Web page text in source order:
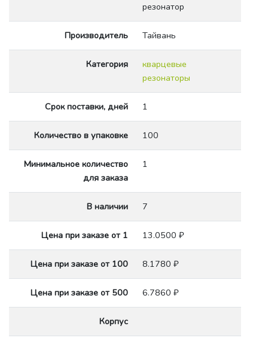
резонатор
Производитель Тайвань
Категория
кварцевые
резонаторы
Срок поставки, дней 1
Количество в упаковке 100
Минимальное количество
для заказа
1
В наличии 7
Цена при заказе от 1 13.0500 ₽
Цена при заказе от 100 8.1780 ₽
Цена при заказе от 500 6.7860 ₽
Корпус